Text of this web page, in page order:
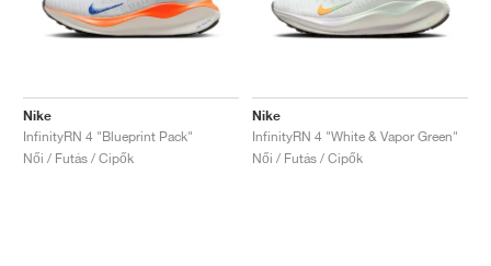
Nike
InfinityRN 4 "Blueprint Pack"
Női / Futás / Cipők
Nike
InfinityRN 4 "White & Vapor Green"
Női / Futás / Cipők